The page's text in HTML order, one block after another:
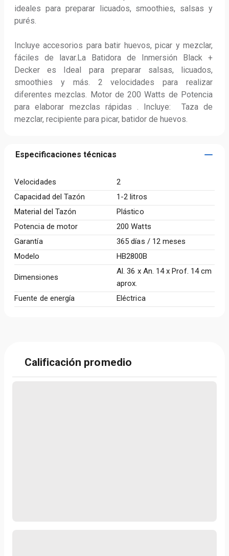
ideales para preparar licuados, smoothies, salsas y
purés.
Incluye accesorios para batir huevos, picar y mezclar,
fáciles de lavar.La Batidora de Inmersión Black +
Decker es Ideal para preparar salsas, licuados,
smoothies y más. 2 velocidades para realizar
diferentes mezclas. Motor de 200 Watts de Potencia
para elaborar mezclas rápidas . Incluye:  Taza de
mezclar, recipiente para picar, batidor de huevos.
Especificaciones técnicas
Velocidades
2
Capacidad del Tazón
1-2 litros
Material del Tazón
Plástico
Potencia de motor
200 Watts
Garantía
365 días / 12 meses
Modelo
HB2800B
Dimensiones
Al. 36 x An. 14 x Prof. 14 cm
aprox.
Fuente de energía
Eléctrica
Calificación promedio